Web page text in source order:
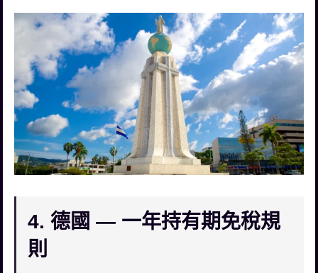
4. 德國 — 一年持有期免稅規
則